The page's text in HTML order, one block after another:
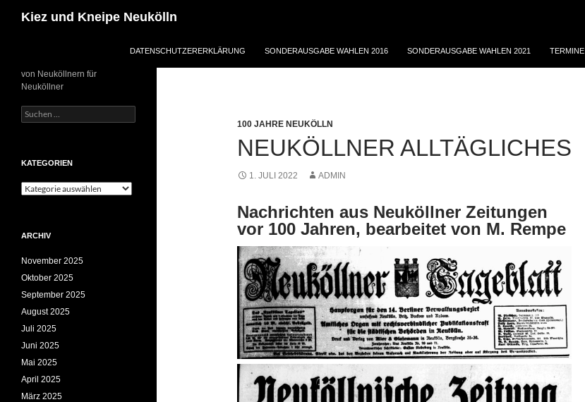
Inhalt
Kiez und Kneipe Neukölln
DATENSCHUTZERERKLÄRUNG SONDERAUSGABE WAHLEN 2016 SONDERAUSGABE WAHLEN 2021 TERMINE
100 JAHRE NEUKÖLLN
NEUKÖLLNER ALLTÄGLICHES
1. JULI 2022 ADMIN
Nachrichten aus Neuköllner Zeitungen
vor 100 Jahren, bearbeitet von M. Rempe
von Neuköllnern für
Neuköllner
Suchen
nach:
KATEGORIEN
Kategorien
ARCHIV
November 2025
Oktober 2025
September 2025
August 2025
Juli 2025
Juni 2025
Mai 2025
April 2025
März 2025